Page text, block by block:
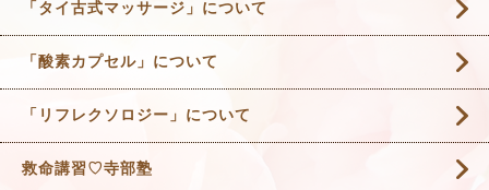
「タイ古式マッサージ」について
「酸素カプセル」について
「リフレクソロジー」について
救命講習♡寺部塾